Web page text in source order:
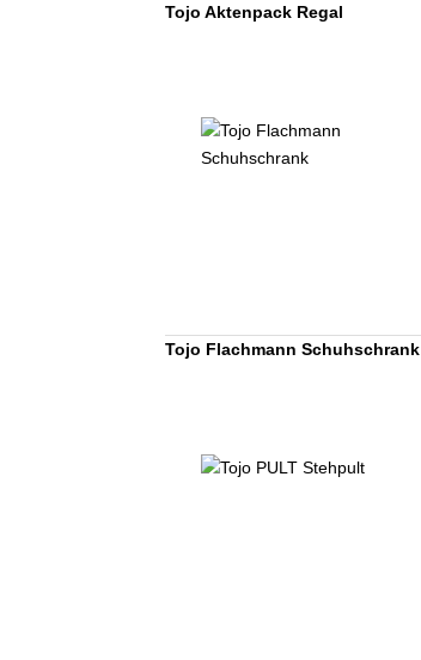
Tojo Aktenpack Regal
Tojo Flachmann Schuhschrank